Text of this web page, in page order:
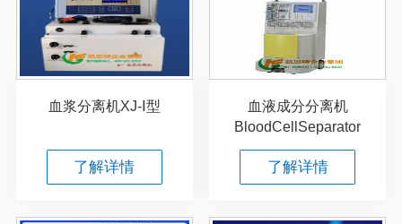
血浆分离机XJ-Ⅰ型
了解详情
血液成分分离机
BloodCellSeparator
了解详情